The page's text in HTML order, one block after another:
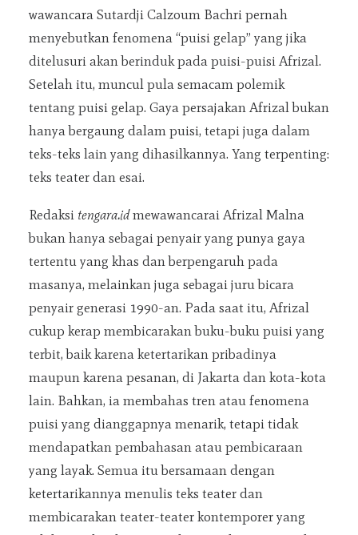
wawancara Sutardji Calzoum Bachri pernah
menyebutkan fenomena “puisi gelap” yang jika
ditelusuri akan berinduk pada puisi-puisi Afrizal.
Setelah itu, muncul pula semacam polemik
tentang puisi gelap. Gaya persajakan Afrizal bukan
hanya bergaung dalam puisi, tetapi juga dalam
teks-teks lain yang dihasilkannya. Yang terpenting:
teks teater dan esai.
Redaksi tengara.idmewawancarai Afrizal Malna
bukan hanya sebagai penyair yang punya gaya
tertentu yang khas dan berpengaruh pada
masanya, melainkan juga sebagai juru bicara
penyair generasi 1990-an. Pada saat itu, Afrizal
cukup kerap membicarakan buku-buku puisi yang
terbit, baik karena ketertarikan pribadinya
maupun karena pesanan, di Jakarta dan kota-kota
lain. Bahkan, ia membahas tren atau fenomena
puisi yang dianggapnya menarik, tetapi tidak
mendapatkan pembahasan atau pembicaraan
yang layak. Semua itu bersamaan dengan
ketertarikannya menulis teks teater dan
membicarakan teater-teater kontemporer yang